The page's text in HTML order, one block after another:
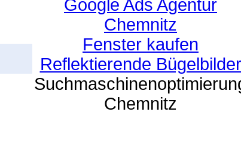
Google Ads Agentur
Chemnitz
Fenster kaufen
Reflektierende Bügelbilder
Chemnitz